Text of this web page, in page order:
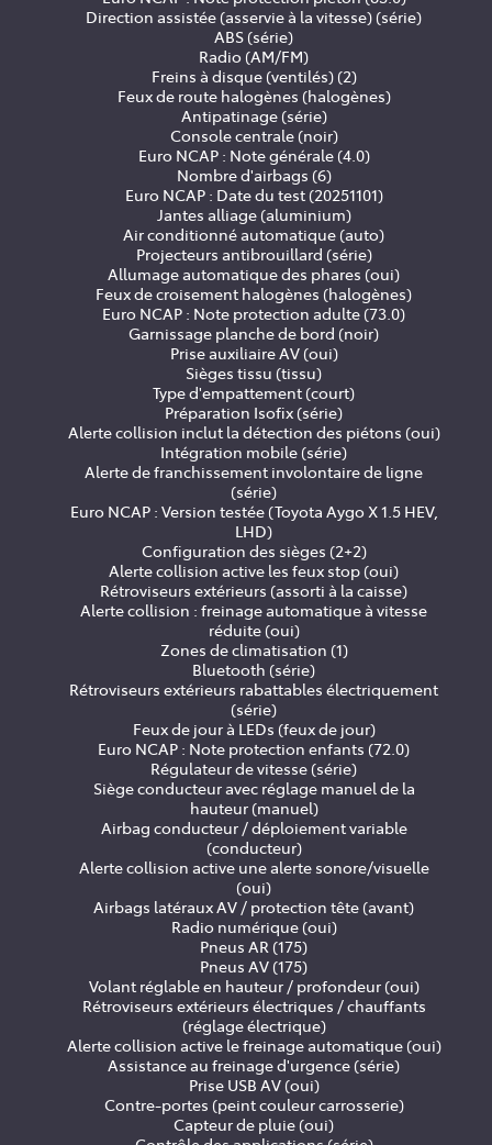
Direction assistée (asservie à la vitesse) (série)
ABS (série)
Radio (AM/FM)
Freins à disque (ventilés) (2)
Feux de route halogènes (halogènes)
Antipatinage (série)
Console centrale (noir)
Euro NCAP : Note générale (4.0)
Nombre d'airbags (6)
Euro NCAP : Date du test (20251101)
Jantes alliage (aluminium)
Air conditionné automatique (auto)
Projecteurs antibrouillard (série)
Allumage automatique des phares (oui)
Feux de croisement halogènes (halogènes)
Euro NCAP : Note protection adulte (73.0)
Garnissage planche de bord (noir)
Prise auxiliaire AV (oui)
Sièges tissu (tissu)
Type d'empattement (court)
Préparation Isofix (série)
Alerte collision inclut la détection des piétons (oui)
Intégration mobile (série)
Alerte de franchissement involontaire de ligne
(série)
Euro NCAP : Version testée (Toyota Aygo X 1.5 HEV,
LHD)
Configuration des sièges (2+2)
Alerte collision active les feux stop (oui)
Rétroviseurs extérieurs (assorti à la caisse)
Alerte collision : freinage automatique à vitesse
réduite (oui)
Zones de climatisation (1)
Bluetooth (série)
Rétroviseurs extérieurs rabattables électriquement
(série)
Feux de jour à LEDs (feux de jour)
Euro NCAP : Note protection enfants (72.0)
Régulateur de vitesse (série)
Siège conducteur avec réglage manuel de la
hauteur (manuel)
Airbag conducteur / déploiement variable
(conducteur)
Alerte collision active une alerte sonore/visuelle
(oui)
Airbags latéraux AV / protection tête (avant)
Radio numérique (oui)
Pneus AR (175)
Pneus AV (175)
Volant réglable en hauteur / profondeur (oui)
Rétroviseurs extérieurs électriques / chauffants
(réglage électrique)
Alerte collision active le freinage automatique (oui)
Assistance au freinage d'urgence (série)
Prise USB AV (oui)
Contre-portes (peint couleur carrosserie)
Capteur de pluie (oui)